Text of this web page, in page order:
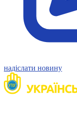
надіслати новину